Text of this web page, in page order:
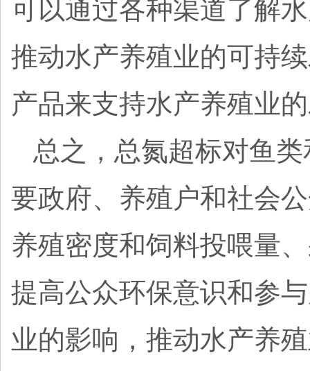
可以通过各种渠道了解
推动水产养殖业的可持
产品来支持水产养殖业
总之，总氮超标对鱼
要政府、养殖户和社会
养殖密度和饲料投喂量
提高公众环保意识和参
业的影响，推动水产养